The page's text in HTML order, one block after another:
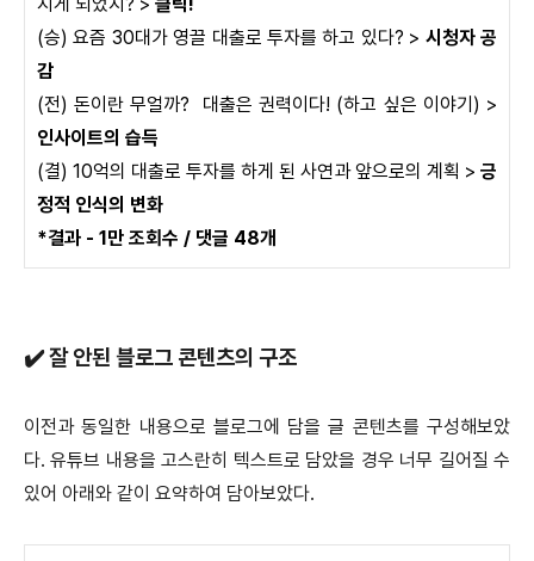
(승) 요즘 30대가 영끌 대출로 투자를 하고 있다? > 시청자 공
감
(전) 돈이란 무얼까? 대출은 권력이다! (하고 싶은 이야기) >
인사이트의 습득
(결) 10억의 대출로 투자를 하게 된 사연과 앞으로의 계획 > 긍
정적 인식의 변화
*결과 - 1만 조회수 / 댓글 48개
✔️ 잘 안된 블로그 콘텐츠의 구조
이전과 동일한 내용으로 블로그에 담을 글 콘텐츠를 구성해보았
다. 유튜브 내용을 고스란히 텍스트로 담았을 경우 너무 길어질 수
있어 아래와 같이 요약하여 담아보았다.